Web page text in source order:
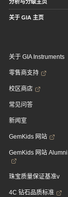
分析与分级主页
关于 GIA 主页
关于 GIA Instruments
零售商支持
校区商店
常见问答
新闻室
GemKids 网站
GemKids 网站
珠宝质量保证基准v
4C 钻石品质标准